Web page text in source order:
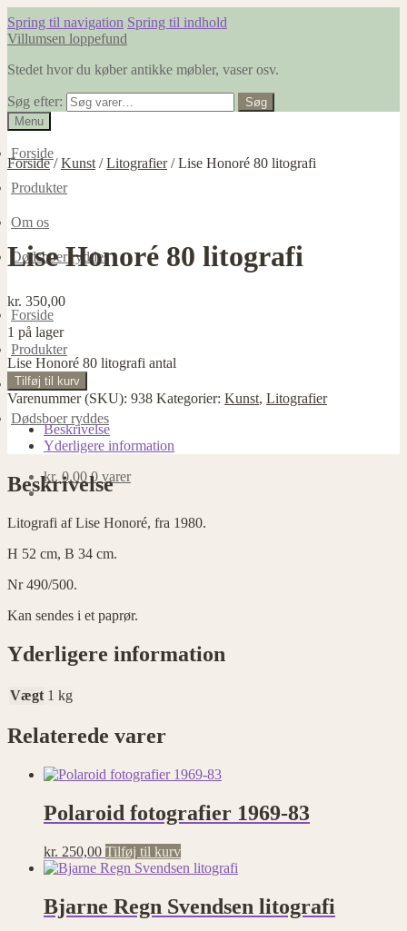
Spring til navigation Spring til indhold
Villumsen loppefund
Stedet hvor du køber antikke møbler, vaser osv.
Søg efter:
Søg
Menu
Forside
Produkter
Om os
Dødsboer ryddes
Forside
Produkter
Om os
Dødsboer ryddes
kr. 0,00 0 varer
Forside/Kunst /Litografier/Lise Honoré 80 litografi
Lise Honoré 80 litografi
kr. 350,00
1 på lager
Lise Honoré 80 litografi antal
Tilføj til kurv
Varenummer (SKU): 938 Kategorier: Kunst, Litografier
Beskrivelse
Yderligere information
Beskrivelse
Litografi af Lise Honoré, fra 1980.
H 52 cm, B 34 cm.
Nr 490/500.
Kan sendes i et paprør.
Yderligere information
Vægt 1 kg
Relaterede varer
Polaroid fotografier 1969-83
kr. 250,00 Tilføj til kurv
Bjarne Regn Svendsen litografi